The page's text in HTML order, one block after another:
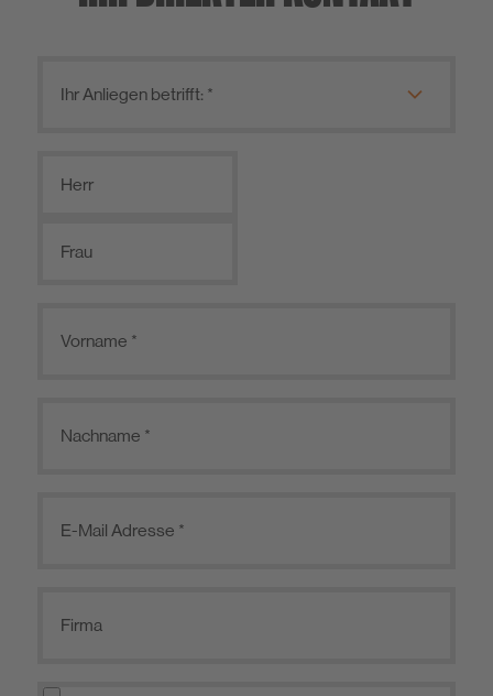
Herr
Frau